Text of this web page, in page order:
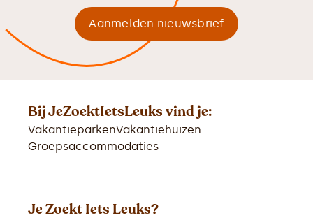
Bij JeZoektIetsLeuks vind je:
VakantieparkenVakantiehuizen
Groepsaccommodaties
Je Zoekt Iets Leuks?